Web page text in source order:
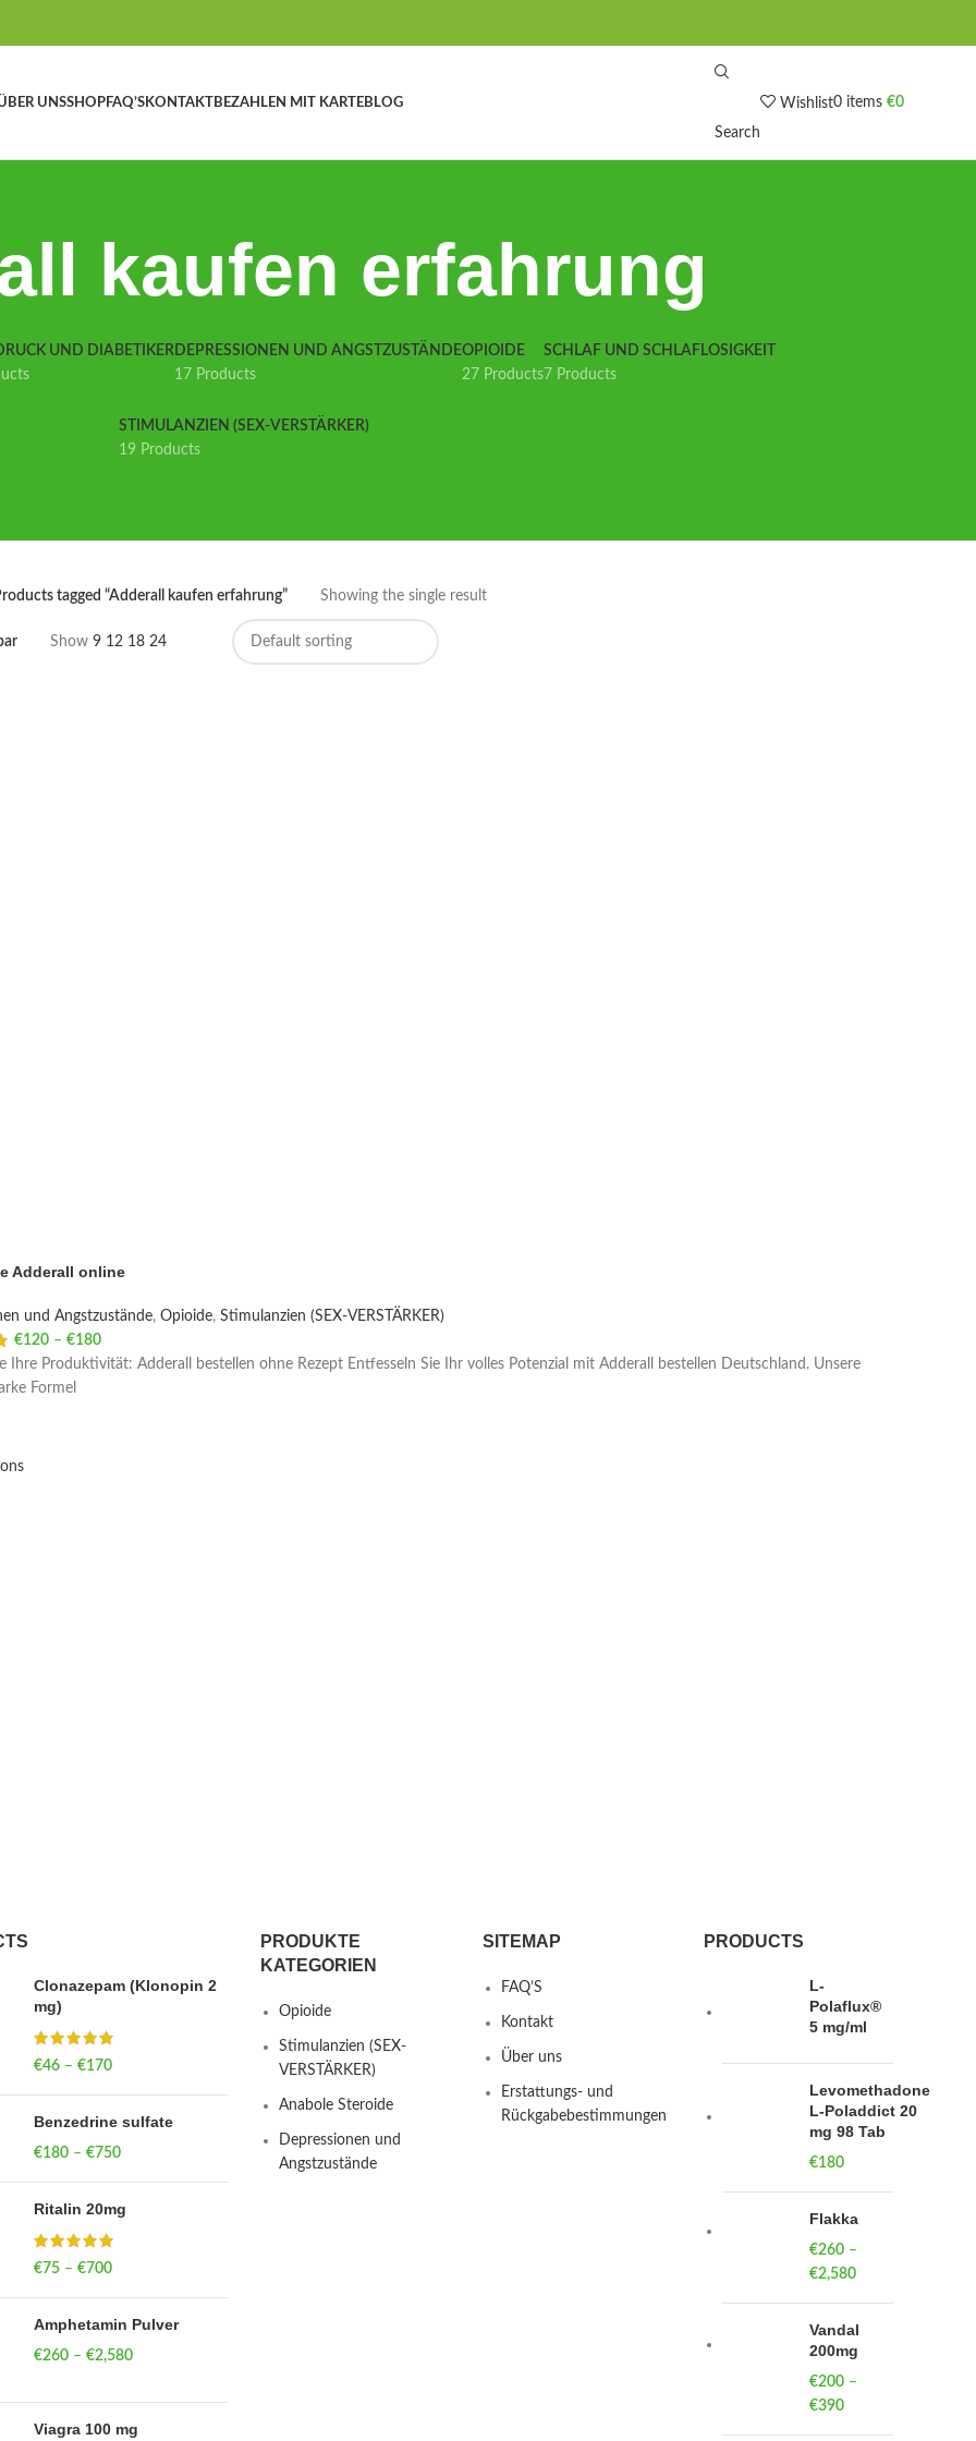
UNSSHOPFAQ’SKONTAKTBEZAHLEN MIT KARTEBLOG
Search
Wishlist0 items €0
kaufen erfahrung
UND DIABETIKER DEPRESSIONEN UND ANGSTZUSTÄNDE
17 Products
OPIOIDE
27 Products
SCHLAF UND SCHLAFLOSIGKEIT
7 Products
STIMULANZIEN (SEX-VERSTÄRKER)
19 Products
tagged “Adderall kaufen erfahrung” Showing the single result
Show 9 12 18 24
Adderall online
und Angstzustände, Opioide, Stimulanzien (SEX-VERSTÄRKER)
€120 – €180Price range: €120 through €180
Ihre Produktivität: Adderall bestellen ohne Rezept Entfesseln Sie Ihr volles Potenzial mit Adderall bestellen Deutschland. Unsere
Formel
Clonazepam (Klonopin 2
mg)
€46 – €170Price range: €46
Benzedrine sulfate
€180 – €750Price range: €180
Ritalin 20mg
€75 – €700Price range: €75
Amphetamin Pulver
€260 – €2,580Price range:
€2,580
Viagra 100 mg
PRODUKTE
KATEGORIEN
Opioide
Stimulanzien (SEX-
VERSTÄRKER)
Anabole Steroide
Depressionen und
Angstzustände
SITEMAP
FAQ’S
Kontakt
Über uns
Erstattungs- und
Rückgabebestimmungen
PRODUCTS
L-
Polaflux®
5 mg/ml
Levomethadone
L-Poladdict 20
mg 98 Tab
€180
Flakka
€260 –
€2,580
€260
through
Vandal
200mg
€200 –
€390